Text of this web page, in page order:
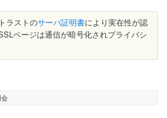
ラストのサーバ証明書により実在性が認
ページは通信が暗号化されプライバシ